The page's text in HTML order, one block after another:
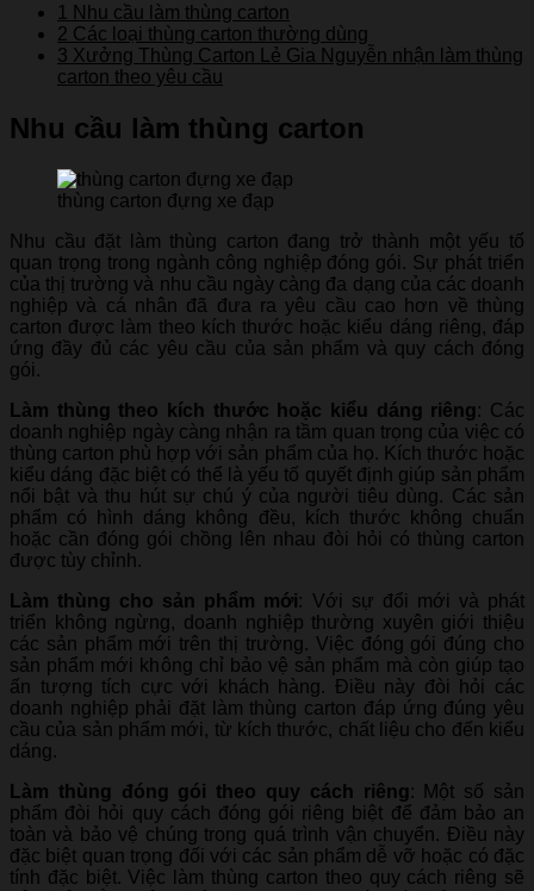
1
Nhu cầu làm thùng carton
2 Các loại thùng carton thường dùng
3 Xưởng Thùng Carton Lẻ Gia Nguyễn nhận làm thùng
carton theo yêu cầu
Nhu cầu làm thùng carton
thùng carton đựng xe đạp
Nhu cầu đặt làm thùng carton đang trở thành một yếu tố
quan trọng trong ngành công nghiệp đóng gói. Sự phát triển
của thị trường và nhu cầu ngày càng đa dạng của các doanh
nghiệp và cá nhân đã đưa ra yêu cầu cao hơn về thùng
carton được làm theo kích thước hoặc kiểu dáng riêng, đáp
ứng đầy đủ các yêu cầu của sản phẩm và quy cách đóng
gói.
Làm thùng theo kích thước hoặc kiểu dáng riêng : Các
doanh nghiệp ngày càng nhận ra tầm quan trọng của việc có
thùng carton phù hợp với sản phẩm của họ. Kích thước hoặc
kiểu dáng đặc biệt có thể là yếu tố quyết định giúp sản phẩm
nổi bật và thu hút sự chú ý của người tiêu dùng. Các sản
phẩm có hình dáng không đều, kích thước không chuẩn
hoặc cần đóng gói chồng lên nhau đòi hỏi có thùng carton
được tùy chỉnh.
Làm thùng cho sản phẩm mới: Với sự đổi mới và phát
triển không ngừng, doanh nghiệp thường xuyên giới thiệu
các sản phẩm mới trên thị trường. Việc đóng gói đúng cho
sản phẩm mới không chỉ bảo vệ sản phẩm mà còn giúp tạo
ấn tượng tích cực với khách hàng. Điều này đòi hỏi các
doanh nghiệp phải đặt làm thùng carton đáp ứng đúng yêu
cầu của sản phẩm mới, từ kích thước, chất liệu cho đến kiểu
dáng.
Làm thùng đóng gói theo quy cách riêng : Một số sản
phẩm đòi hỏi quy cách đóng gói riêng biệt để đảm bảo an
toàn và bảo vệ chúng trong quá trình vận chuyển. Điều này
đặc biệt quan trọng đối với các sản phẩm dễ vỡ hoặc có đặc
tính đặc biệt. Việc làm thùng carton theo quy cách riêng sẽ